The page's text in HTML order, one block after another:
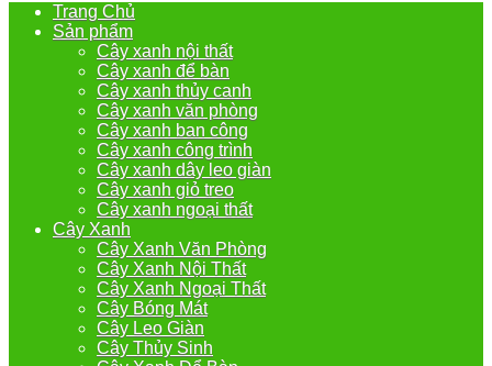
Trang Chủ
Sản phẩm
Cây xanh nội thất
Cây xanh để bàn
Cây xanh thủy canh
Cây xanh văn phòng
Cây xanh ban công
Cây xanh công trình
Cây xanh dây leo giàn
Cây xanh giỏ treo
Cây xanh ngoại thất
Cây Xanh
Cây Xanh Văn Phòng
Cây Xanh Nội Thất
Cây Xanh Ngoại Thất
Cây Bóng Mát
Cây Leo Giàn
Cây Thủy Sinh